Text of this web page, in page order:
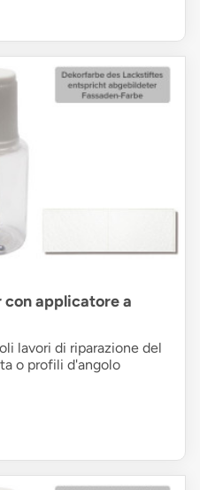
applicatore a
lavori di riparazione del
o profili d'angolo